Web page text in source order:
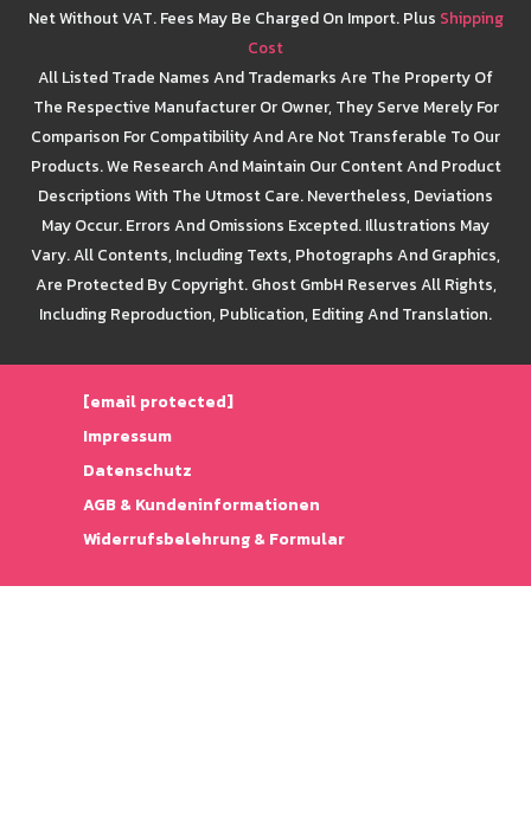
Net Without VAT. Fees May Be Charged On Import. Plus Shipping
Cost
All Listed Trade Names And Trademarks Are The Property Of
The Respective Manufacturer Or Owner, They Serve Merely For
Comparison For Compatibility And Are Not Transferable To Our
Products. We Research And Maintain Our Content And Product
Descriptions With The Utmost Care. Nevertheless, Deviations
May Occur. Errors And Omissions Excepted. Illustrations May
Vary. All Contents, Including Texts, Photographs And Graphics,
Are Protected By Copyright. Ghost GmbH Reserves All Rights,
Including Reproduction, Publication, Editing And Translation.
[email protected]
Impressum
Datenschutz
AGB & Kundeninformationen
Widerrufsbelehrung & Formular